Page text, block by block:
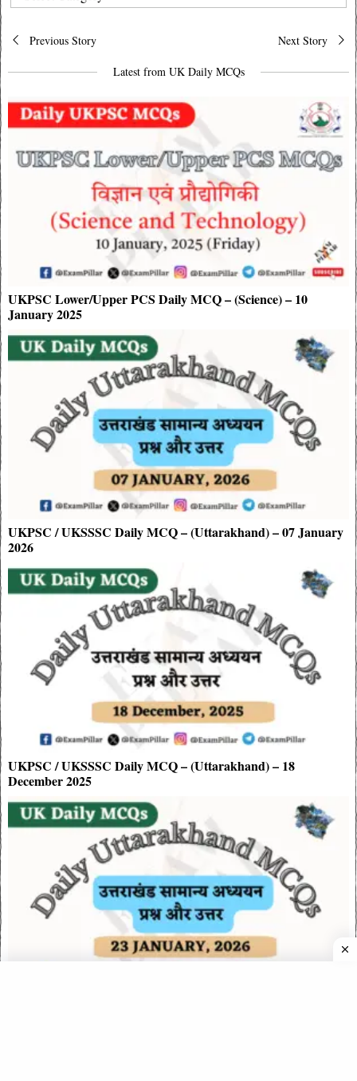
Post
navigation
Previous Story Next Story
Latest from UK Daily MCQs
UKPSC Lower/Upper PCS Daily MCQ – (Science) – 10
January 2025
UKPSC / UKSSSC Daily MCQ – (Uttarakhand) – 07 January
2026
UKPSC / UKSSSC Daily MCQ – (Uttarakhand) – 18
December 2025